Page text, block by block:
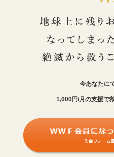
今あなたに
1,000円/月の支援で